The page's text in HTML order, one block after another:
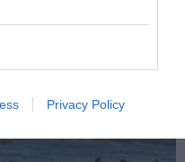
Privacy Policy